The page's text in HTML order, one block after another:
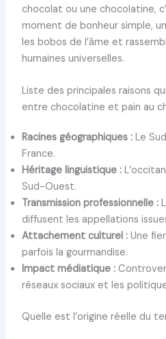
chocolat ou une chocolatine,
moment de bonheur simple,
les bobos de l’âme et
humaines universelles.
Liste des principales raisons
entre chocolatine et pain au
Racines géographiques :Le
France.
Héritage linguistique :
Sud-Ouest.
Transmission professionnelle :
diffusent les appellations
Attachement culturel :Une
parfois la gourmandise.
Impact médiatique :
réseaux sociaux et les
Quelle est l’origine réelle du